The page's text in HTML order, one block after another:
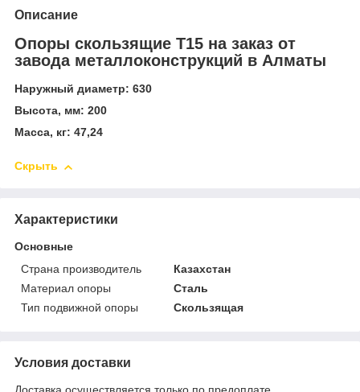
Описание
Опоры скользящие Т15 на заказ от
завода металлоконструкций в Алматы
Наружный диаметр: 630
Высота, мм: 200
Масса, кг: 47,24
Скрыть
Характеристики
Основные
Страна производитель
Казахстан
Материал опоры
Сталь
Тип подвижной опоры
Скользящая
Условия доставки
Доставка осуществляется только по предоплате.